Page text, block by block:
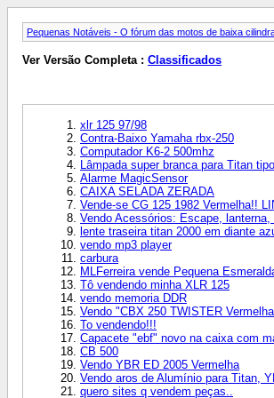
Pequenas Notáveis - O fórum das motos de baixa
Ver Versão Completa : Classificados
xlr 125 97/98
Contra-Baixo Yamaha rbx-250
Computador K6-2 500mhz
Lâmpada super branca para Titan
Alarme MagicSensor
CAIXA SELADA ZERADA
Vende-se CG 125 1982 Vermelha!!
Vendo Acessórios: Escape, lanterna,
lente traseira titan 2000 em diante
vendo mp3 player
carbura
MLFerreira vende Pequena
Tô vendendo minha XLR 125
vendo memoria DDR
Vendo "CBX 250 TWISTER
To vendendo!!!
Capacete "ebf" novo na caixa com
CB 500
Vendo YBR ED 2005 Vermelha
Vendo aros de Alumínio para Titan,
quero sites q vendem peças..